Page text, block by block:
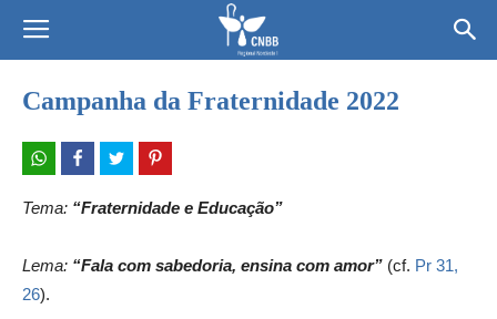
Campanha da Fraternidade 2022
Tema: “Fraternidade e Educação”
Lema: “Fala com sabedoria, ensina com amor” (cf. Pr 31,
26).